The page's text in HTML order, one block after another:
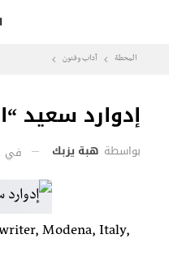
المحطة آداب وفنون
إدوارد سعيد
بواسطة هبة يزبك في
Modena, Italy,